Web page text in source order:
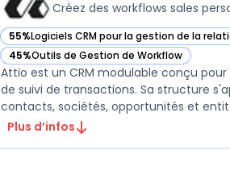
Créez des workflows sales
55%Logiciels CRM pour la gestion de la
— voir Attio dans cette catégorie
45%Outils de Gestion de Workflow
— voir Attio dans cette catégorie
Attio est un CRM modulable conçu
de suivi de transactions. Sa structure
contacts, sociétés, opportunités et
Plus d’infos